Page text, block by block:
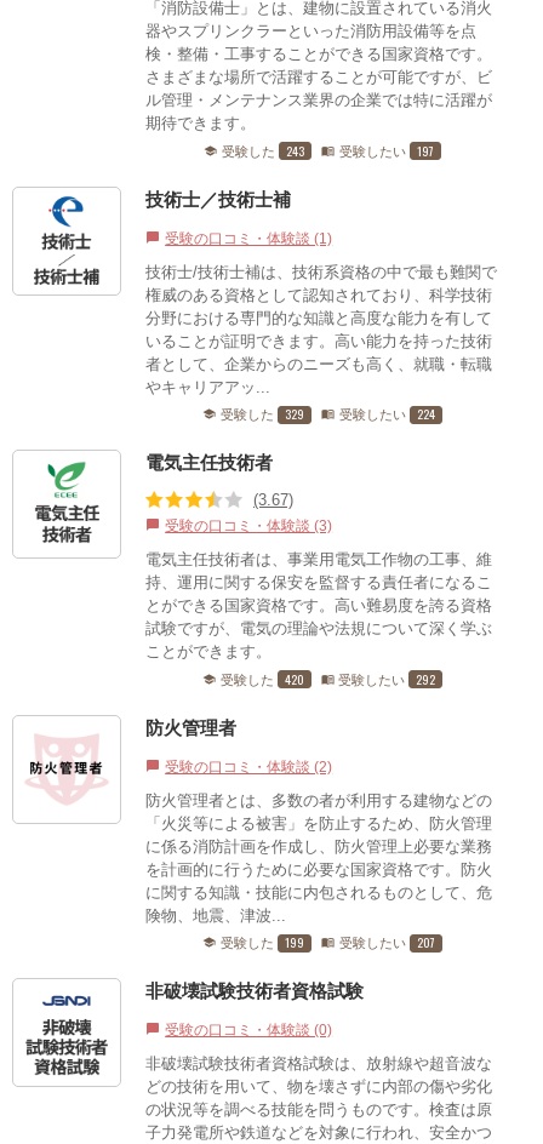
「消防設備士」とは、建物に設置されている消火
器やスプリンクラーといった消防用設備等を点
検・整備・工事することができる国家資格です。
さまざまな場所で活躍することが可能ですが、ビ
ル管理・メンテナンス業界の企業では特に活躍が
期待できます。
school 受験した 243 menu_book 受験したい 197
技術士／技術士補
chat_bubble 受験の口コミ・体験談 (1)
技術士/技術士補は、技術系資格の中で最も難関で
権威のある資格として認知されており、科学技術
分野における専門的な知識と高度な能力を有して
いることが証明できます。高い能力を持った技術
者として、企業からのニーズも高く、就職・転職
やキャリアアッ...
school 受験した 329 menu_book 受験したい 224
電気主任技術者
(3.67)
chat_bubble 受験の口コミ・体験談 (3)
電気主任技術者は、事業用電気工作物の工事、維
持、運用に関する保安を監督する責任者になるこ
とができる国家資格です。高い難易度を誇る資格
試験ですが、電気の理論や法規について深く学ぶ
ことができます。
school 受験した 420 menu_book 受験したい 292
防火管理者
chat_bubble 受験の口コミ・体験談 (2)
防火管理者とは、多数の者が利用する建物などの
「火災等による被害」を防止するため、防火管理
に係る消防計画を作成し、防火管理上必要な業務
を計画的に行うために必要な国家資格です。防火
に関する知識・技能に内包されるものとして、危
険物、地震、津波...
school 受験した 199 menu_book 受験したい 207
非破壊試験技術者資格試験
chat_bubble 受験の口コミ・体験談 (0)
非破壊試験技術者資格試験は、放射線や超音波な
どの技術を用いて、物を壊さずに内部の傷や劣化
の状況等を調べる技能を問うものです。検査は原
子力発電所や鉄道などを対象に行われ、安全かつ